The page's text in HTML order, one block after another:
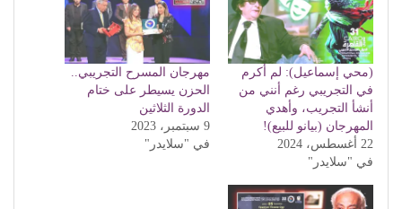
(محي إسماعيل): لم أكرم
في التجريبي رغم أنني من
أنشأ التجريب، وأهدي
المهرجان (بيانو للبيع)!
22 أغسطس، 2024
في "سلايدر"
مهرجان المسرح التجريبي..
الحزن يسيطر على ختام
الدورة الثلاثين
9 سبتمبر، 2023
في "سلايدر"